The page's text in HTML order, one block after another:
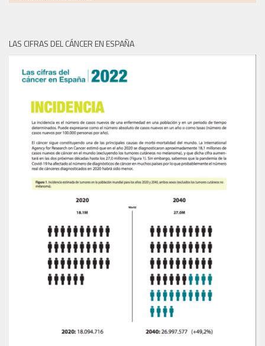
LAS CIFRAS DEL CÁNCER EN ESPAÑA